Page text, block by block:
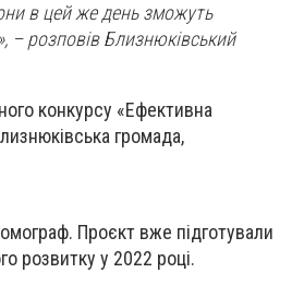
в цей же день зможуть
– розповів Близнюківський
конкурсу «Ефективна
громада,
Проєкт вже підготували
розвитку у 2022 році.